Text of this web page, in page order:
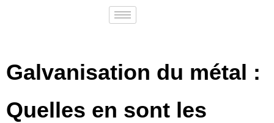
Galvanisation du métal :
Quelles en sont les